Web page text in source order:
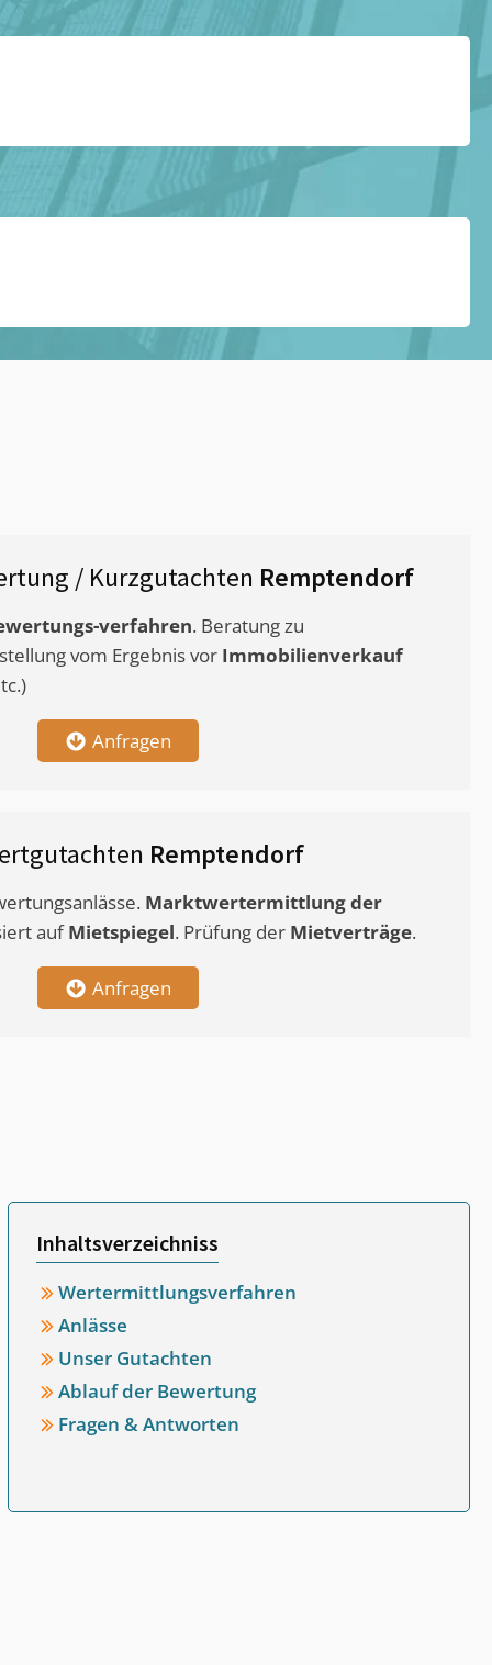
/ Kurzgutachten Remptendorf
verfahren. Beratung zu
vom Ergebnis vor Immobilienverkauf
Anfragen
Remptendorf
Marktwertermittlungder
aufMietspiegel. Prüfung der Mietverträge.
Anfragen
Inhaltsverzeichniss
Wertermittlungsverfahren
Anlässe
Unser Gutachten
Ablauf der Bewertung
Fragen & Antworten